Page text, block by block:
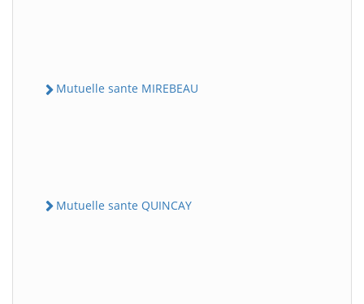
Mutuelle sante MIREBEAU
Mutuelle sante QUINCAY